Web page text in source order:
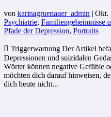
von karinagruenauer_admin | Okt.
Psychiatrie, Familiengeheimnisse
Pfade der Depression, Portraits
 Triggerwarnung Der Artikel
Depressionen und suizidalen
Wörter können negative Gefühle
möchten dich darauf hinweisen,
dich heute nicht...